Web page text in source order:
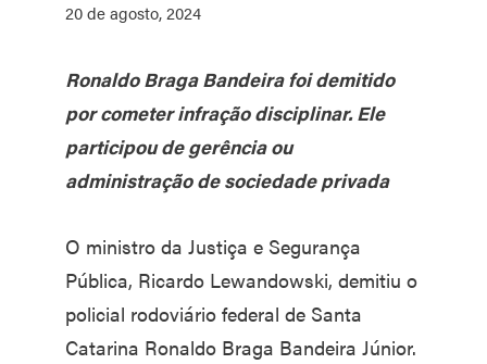
20 de agosto, 2024
Ronaldo Braga Bandeira foi demitido
por cometer infração disciplinar. Ele
participou de gerência ou
administração de sociedade privada
O ministro da Justiça e Segurança
Pública, Ricardo Lewandowski, demitiu o
policial rodoviário federal de Santa
Catarina Ronaldo Braga Bandeira Júnior.